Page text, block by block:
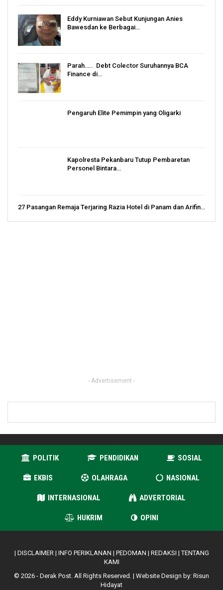
Eddy Kurniawan Sebut Kunjungan Anies
Bawesdan ke Berbagai…
Parah….. Debt Colector Suruhannya BCA
Finance di…
Pengaruh Elite Pemimpin yang Oligarki
Kapolresta Pekanbaru Tutup Pembaretan
Personel Bintara…
27 Pasangan Remaja Terjaring Razia Hotel di Panam dan Arifin…
- Advertisement -
POLITIK PENDIDIKAN SOSIAL
EKBIS OLAHRAGA NASIONAL
INTERNASIONAL ADVERTORIAL
HUKRIM OPINI
| DISCLAIMER| INFO PERIKLANAN | PEDOMAN | REDAKSI |TENTANG
KAMI
© 2026 - Derak Post. All Rights Reserved. | Website Design by: Risun
Hidayat